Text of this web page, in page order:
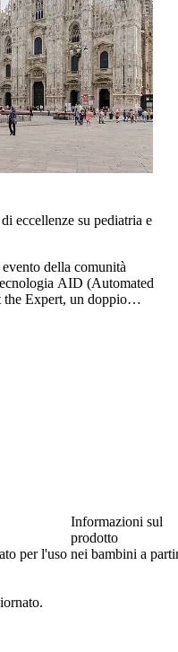
eccellenze su pediatria e
della comunità
AID (Automated
alcuni tra i maggiori
Informazioni sul
prodotto
per l'uso nei bambini a